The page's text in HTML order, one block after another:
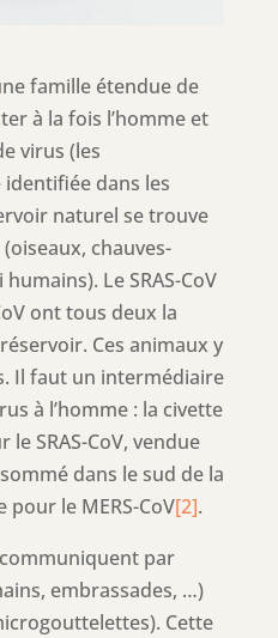
famille étendue de
à la fois l’homme et
virus (les
identifiée dans les
naturel se trouve
chauves-
Le SRAS-CoV
ont tous deux la
Ces animaux y
Il faut un intermédiaire
à l’homme : la civette
SRAS-CoV, vendue
dans le sud de la
le MERS-CoV[2].
par
embrassades, …)
Cette